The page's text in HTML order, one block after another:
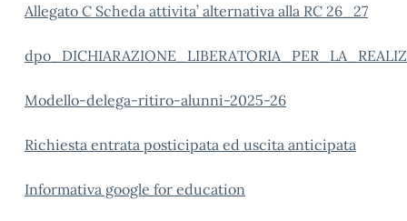
Allegato C Scheda attivita’ alternativa alla RC 26_27
Modello-delega-ritiro-alunni-2025-26
Richiesta entrata posticipata ed uscita anticipata
Informativa google for education